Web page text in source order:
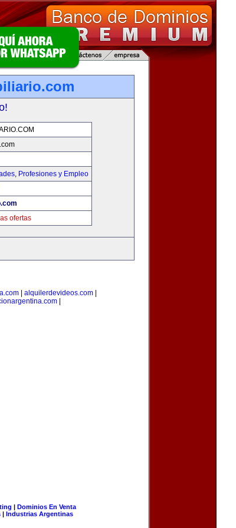
, Profesiones y Empleo
ofertas
| alquilerdevideos.com|
| Dominios En Venta
| Industrias Argentinas